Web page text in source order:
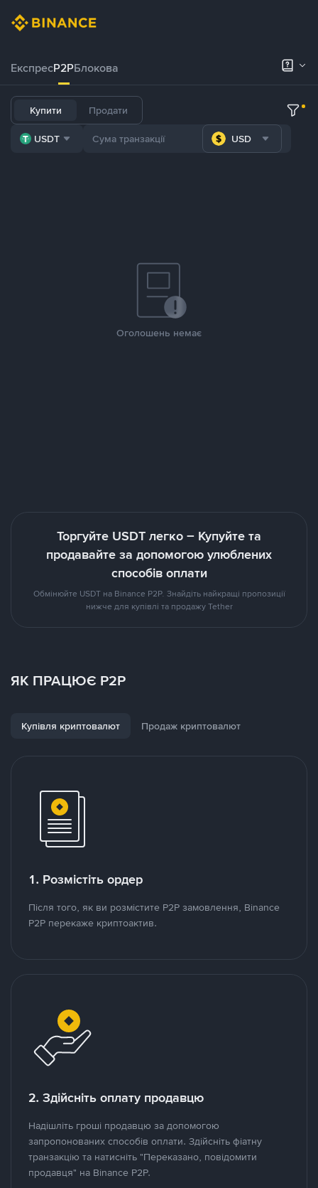
ЕкспресP2PБлокова
Купити Продати
USDT USD
Оголошень немає
Торгуйте USDT легко – Купуйте та
продавайте за допомогою улюблених
способів оплати
Обмінюйте USDT на Binance P2P. Знайдіть найкращі пропозиції
нижче для купівлі та продажу Tether
ЯК ПРАЦЮЄ P2P
Купівля криптовалют Продаж криптовалют
1. Розмістіть ордер
Після того, як ви розмістите P2P замовлення, Binance
P2P перекаже криптоактив.
2. Здійсніть оплату продавцю
Надішліть гроші продавцю за допомогою
запропонованих способів оплати. Здійсніть фіатну
транзакцію та натисніть "Переказано, повідомити
продавця" на Binance P2P.